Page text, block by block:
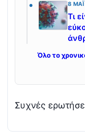
8
Τι
Όλο το
Συχνές